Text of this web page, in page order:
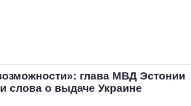
глава МВД Эстонии
слова о выдаче Украине